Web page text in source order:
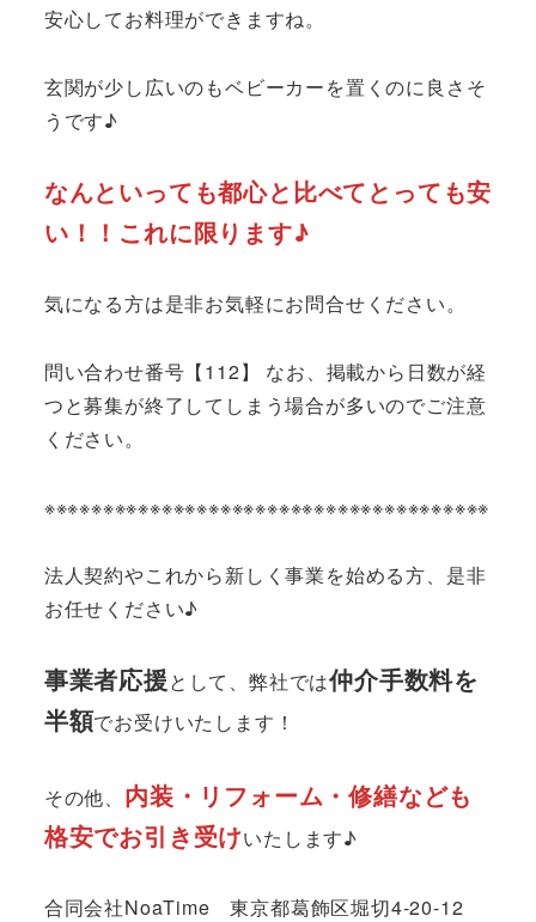
安心してお料理ができますね。
玄関が少し広いのもベビーカーを置くのに良さそ
うです♪
なんといっても都心と比べてとっても安
い！！これに限ります♪
気になる方は是非お気軽にお問合せください。
問い合わせ番号【112】 なお、掲載から日数が経
つと募集が終了してしまう場合が多いのでご注意
ください。
※※※※※※※※※※※※※※※※※※※※※※※※※※※※※※※※※※※※※※
法人契約やこれから新しく事業を始める方、是非
お任せください♪
事業者応援として、弊社では仲介手数料を
半額でお受けいたします！
その他、 内装・リフォーム・修繕なども
格安でお引き受けいたします♪
合同会社NoaTime 東京都葛飾区堀切4-20-12